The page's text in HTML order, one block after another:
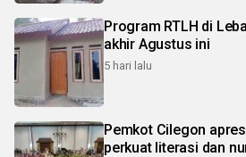
Program RTLH di
akhir Agustus ini
5 hari lalu
Pemkot Cilegon
perkuat literasi dan